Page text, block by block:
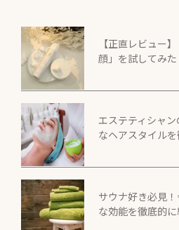
【正直レビュー
顔」を試してみ
エステティシャ
なヘアスタイルを
サウナ好き必見
な効能を徹底的に